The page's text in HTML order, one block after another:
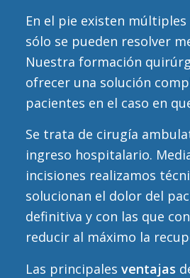
En el pie existen
sólo se pueden resolver
Nuestra formación
ofrecer una solución
pacientes en el caso en
Se trata de cirugía
ingreso hospitalario.
incisiones realizamos
solucionan el dolor del
definitiva y con las que
reducir al máximo la
Las principales ventajas